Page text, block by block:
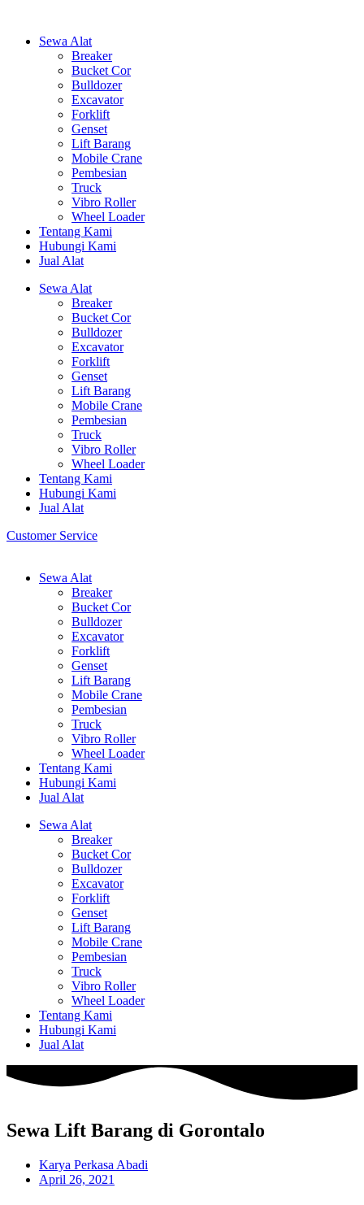
Sewa Alat
Breaker
Bucket Cor
Bulldozer
Excavator
Forklift
Genset
Lift Barang
Mobile Crane
Pembesian
Truck
Vibro Roller
Wheel Loader
Tentang Kami
Hubungi Kami
Jual Alat
Sewa Alat
Breaker
Bucket Cor
Bulldozer
Excavator
Forklift
Genset
Lift Barang
Mobile Crane
Pembesian
Truck
Vibro Roller
Wheel Loader
Tentang Kami
Hubungi Kami
Jual Alat
Customer Service
Sewa Alat
Breaker
Bucket Cor
Bulldozer
Excavator
Forklift
Genset
Lift Barang
Mobile Crane
Pembesian
Truck
Vibro Roller
Wheel Loader
Tentang Kami
Hubungi Kami
Jual Alat
Sewa Alat
Breaker
Bucket Cor
Bulldozer
Excavator
Forklift
Genset
Lift Barang
Mobile Crane
Pembesian
Truck
Vibro Roller
Wheel Loader
Tentang Kami
Hubungi Kami
Jual Alat
Sewa Lift Barang di Gorontalo
Karya Perkasa Abadi
April 26, 2021